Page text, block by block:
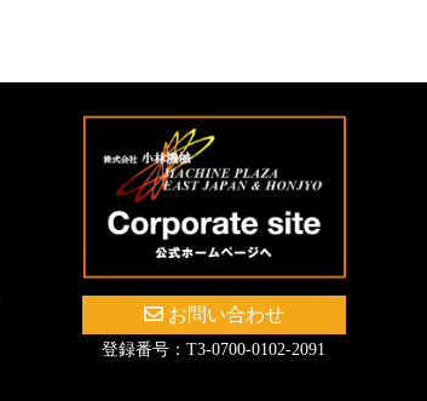
お問い合わせ
登録番号：T3-0700-0102-2091